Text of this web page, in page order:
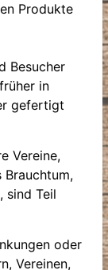
Produkte
Besucher
in
gefertigt
Vereine,
Brauchtum,
sind Teil
oder
Vereinen,